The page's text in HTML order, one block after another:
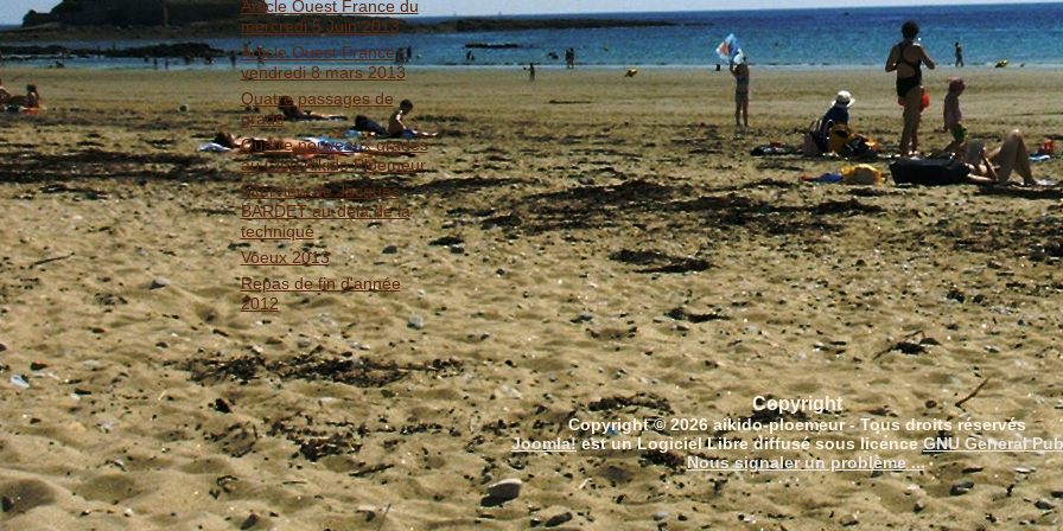
Article Ouest France du
mercredi 5 Juin 2013
Article Ouest France
vendredi 8 mars 2013
Quatre passages de
grade
Quatre nouveaux gradés
au Club Aïkido Ploemeur
Interview de Jacques
BARDET au-delà de la
technique
Voeux 2013
Repas de fin d'année
2012
Copyright
Copyright © 2026 aikido-ploemeur - Tous droits réservés
Joomla!est un Logiciel Libre diffusé sous licenceGNU General
Nous signaler un problème ...